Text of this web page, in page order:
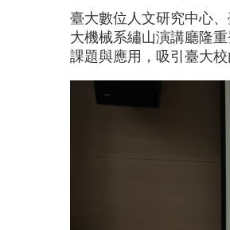
臺大數位人文研究中心
大機械系繡山演講廳隆
課題與應用，吸引臺大